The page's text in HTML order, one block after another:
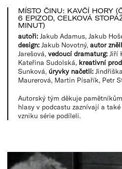
MÍSTO ČINU: KAVČÍ HORY
6 EPIZOD, CELKOVÁ
MINUT)
autoři: Jakub Adamus, Jakub
design: Jakub Novotný, autor
Jarešová, vedoucí dramaturg: Jiří
Kateřina Sudolská, kreativní
Sunková, úryvky načetli:
Maurerová, Martin Písařík, Petr
Autorský tým děkuje
hlasy v podcastu zaznívají a
vzniku série podíleli.